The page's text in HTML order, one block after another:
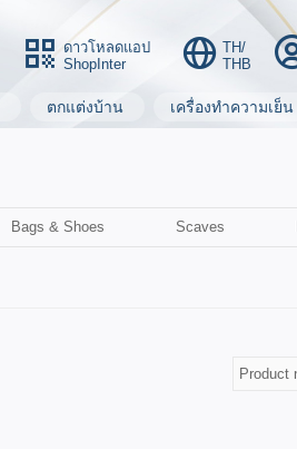
ดาวโหลดแอป
ShopInter
TH/
THB
ตกแต่งบ้าน เครื่องทำความเย็น
Bags & Shoes Scaves